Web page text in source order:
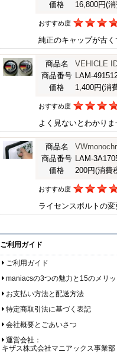
価格
16,800円(
おすすめ度
純正のキャップが古
商品名
VEHICLE
商品番号 LAM-
価格
1,400円(消
おすすめ度
よく見ないとわかり
商品名
商品番号 LAM-
価格
200円(消費
おすすめ度
ライセンスボルトの変
ご利用ガイド
ご利用ガイド
maniacsの3つの魅力と15のメリッ
お支払い方法と配送方法
特定商取引法に基づく表記
会社概要とごあいさつ
運営会社：
キザス株式会社マニアックス事業部